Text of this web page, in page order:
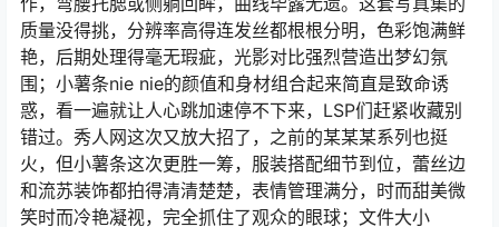
质量没得挑，分辨率高得连发丝都根根分明，色彩饱满鲜
艳，后期处理得毫无瑕疵，光影对比强烈营造出梦幻氛
围；小薯条nie nie的颜值和身材组合起来简直是致命诱
惑，看一遍就让人心跳加速停不下来，LSP们赶紧收藏别
错过。秀人网这次又放大招了，之前的某某某系列也挺
火，但小薯条这次更胜一筹，服装搭配细节到位，蕾丝边
和流苏装饰都拍得清清楚楚，表情管理满分，时而甜美微
笑时而冷艳凝视，完全抓住了观众的眼球；文件大小